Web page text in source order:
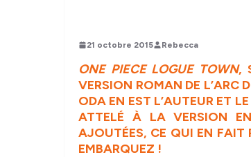
21 octobre 2015 Rebecca
ONE PIECE LOGUE TOWN,
VERSION ROMAN DE L’ARC
ODA EN EST L’AUTEUR ET
ATTELÉ À LA VERSION
AJOUTÉES, CE QUI EN FAIT
EMBARQUEZ !